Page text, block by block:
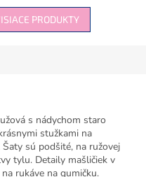
PRODUKTY
s nádychom staro
stužkami na
sú podšité, na ružovej
tylu. Detaily mašličiek v
rukáve na gumičku.